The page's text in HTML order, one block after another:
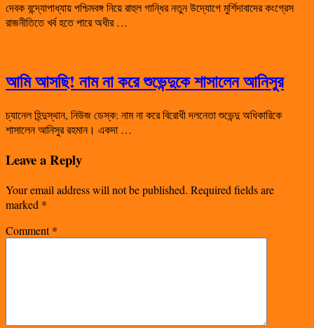
দেবক বন্দ্যোপাধ্যায় পশ্চিমবঙ্গ নিয়ে রাহুল গান্ধির নতুন উদ্যোগে মুর্শিদাবাদের কংগ্রেস
রাজনীতিতে খর্ব হতে পারে অধীর …
আমি আসছি! নাম না করে শুভেন্দুকে শাসালেন আনিসুর
চ্যানেল হিন্দুস্থান, নিউজ ডেস্ক: নাম না করে বিরোধী দলনেতা শুভেন্দু অধিকারিকে
শাসালেন আনিসুর রহমান। একদা …
Leave a Reply
Your email address will not be published. Required fields are
marked *
Comment*